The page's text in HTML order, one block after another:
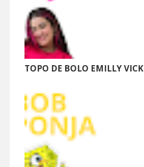
TOPO DE BOLO EMILLY VICK